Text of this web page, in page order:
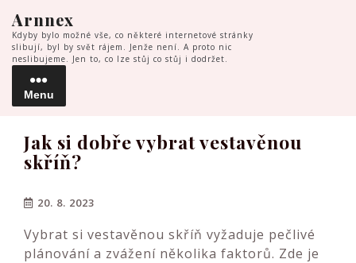
to
content
Arnnex
Kdyby bylo možné vše, co některé internetové stránky
slibují, byl by svět rájem. Jenže není. A proto nic
neslibujeme. Jen to, co lze stůj co stůj i dodržet.
Menu
Menu
Jak si dobře vybrat vestavěnou
skříň?
20. 8. 2023
Vybrat si vestavěnou skříň vyžaduje pečlivé
plánování a zvážení několika faktorů. Zde je